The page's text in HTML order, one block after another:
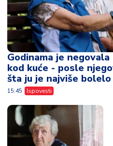
Godinama je
kod kuće - posle
šta ju je najviše bolelo
15:45 Ispovesti